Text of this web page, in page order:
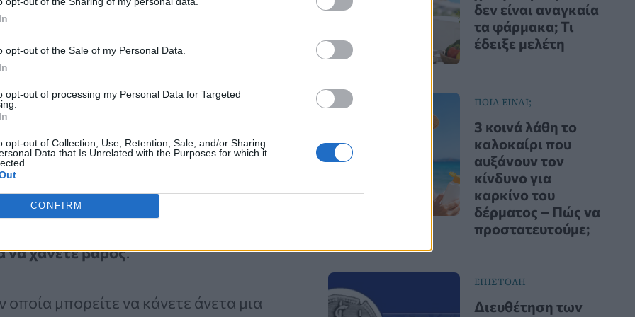
opt-out of the Sale of my Personal Data.
opt-out of processing my Personal Data for Targeted
opt-out of Collection, Use, Retention, Sale, and/or Sharing
Data that Is Unrelated with the Purposes for which it
CONFIRM
την επίτευξη συγκεκριμένων
μία μορφή άσκησης που
να χάνετε βάρος.
μπορείτε να κάνετε άνετα μια
δεν είναι αναγκαία
τα φάρμακα; Τι
έδειξε μελέτη
ΠΟΙΑ ΕΙΝΑΙ;
3 κοινά λάθη το
καλοκαίρι που
αυξάνουν τον
κίνδυνο για
καρκίνο του
δέρματος – Πώς να
προστατευτούμε;
ΕΠΙΣΤΟΛΗ
Διευθέτηση των